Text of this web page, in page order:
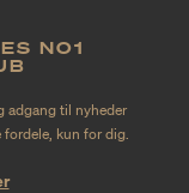
NO1
adgang til nyheder
kun for dig.